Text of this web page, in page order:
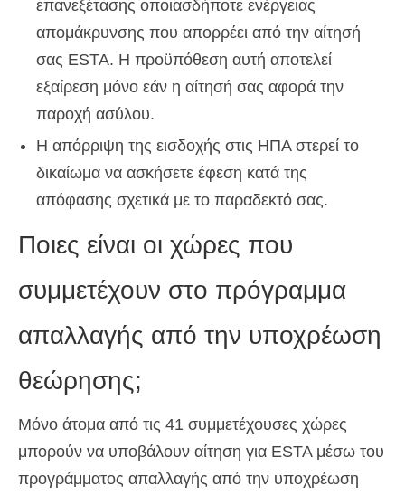
επανεξέτασης οποιασδήποτε ενέργειας
απομάκρυνσης που απορρέει από την αίτησή
σας ESTA. Η προϋπόθεση αυτή αποτελεί
εξαίρεση μόνο εάν η αίτησή σας αφορά την
παροχή ασύλου.
Η απόρριψη της εισδοχής στις ΗΠΑ στερεί το
δικαίωμα να ασκήσετε έφεση κατά της
απόφασης σχετικά με το παραδεκτό σας.
Ποιες είναι οι χώρες που
συμμετέχουν στο πρόγραμμα
απαλλαγής από την υποχρέωση
θεώρησης;
Μόνο άτομα από τις 41 συμμετέχουσες χώρες
μπορούν να υποβάλουν αίτηση για ESTA μέσω του
προγράμματος απαλλαγής από την υποχρέωση